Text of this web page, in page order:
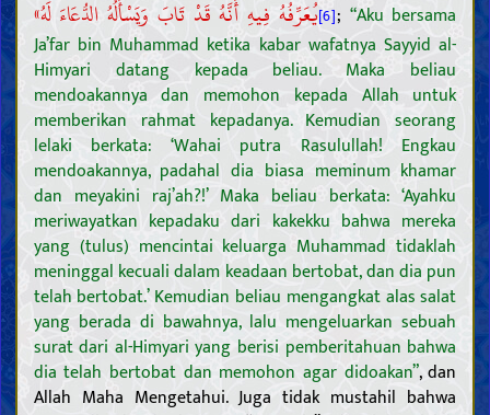
يُعَرِّفُهُ فِيهِ أَنَّهُ قَدْ تَابَ وَيَسْأَلُهُ الدُّعَاءَ لَهُ»[6]; “Aku bersama
Ja’far bin Muhammad ketika kabar wafatnya Sayyid al-
Himyari datang kepada beliau. Maka beliau
mendoakannya dan memohon kepada Allah untuk
memberikan rahmat kepadanya. Kemudian seorang
lelaki berkata: ‘Wahai putra Rasulullah! Engkau
mendoakannya, padahal dia biasa meminum khamar
dan meyakini raj’ah?!’ Maka beliau berkata: ‘Ayahku
meriwayatkan kepadaku dari kakekku bahwa mereka
yang (tulus) mencintai keluarga Muhammad tidaklah
meninggal kecuali dalam keadaan bertobat, dan dia pun
telah bertobat.’ Kemudian beliau mengangkat alas salat
yang berada di bawahnya, lalu mengeluarkan sebuah
surat dari al-Himyari yang berisi pemberitahuan bahwa
dia telah bertobat dan memohon agar didoakan”, dan
Allah Maha Mengetahui. Juga tidak mustahil bahwa